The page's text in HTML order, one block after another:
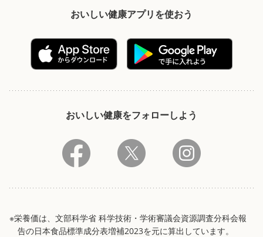
おいしい健康アプリを使おう
おいしい健康をフォローしよう
※栄養価は、文部科学省 科学技術・学術審議会資源調査分科会報
告の日本食品標準成分表増補2023を元に算出しています。